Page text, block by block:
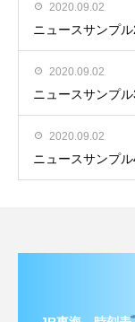
2020.09.02
ニュースサンプル
2020.09.02
ニュースサンプル
2020.09.02
ニュースサンプ